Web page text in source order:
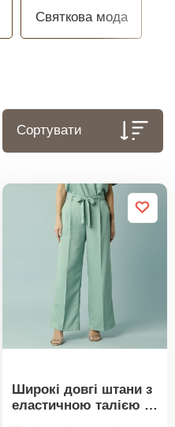
Святкова мода
Сортувати
Широкі довгі штани з
еластичною талією та